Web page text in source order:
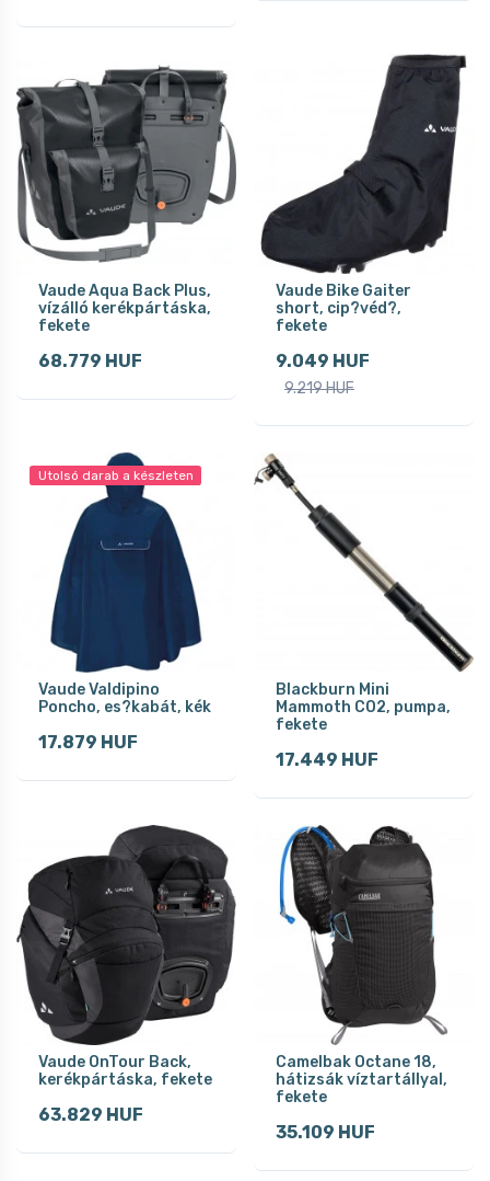
Vaude Aqua Back Plus,
vízálló kerékpártáska,
fekete
68.779 HUF
Vaude Bike Gaiter
short, cip?véd?,
fekete
9.049 HUF
9.219 HUF
Utolsó darab a készleten
Vaude Valdipino
Poncho, es?kabát, kék
17.879 HUF
Blackburn Mini
Mammoth CO2, pumpa,
fekete
17.449 HUF
Vaude OnTour Back,
kerékpártáska, fekete
63.829 HUF
Camelbak Octane 18,
hátizsák víztartállyal,
fekete
35.109 HUF